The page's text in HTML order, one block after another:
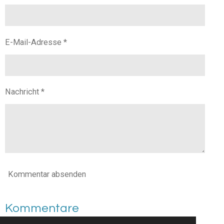
E-Mail-Adresse *
Nachricht *
Kommentar absenden
Kommentare